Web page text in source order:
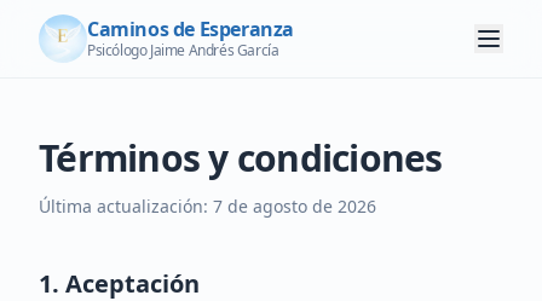
Caminos de Esperanza
Psicólogo Jaime Andrés García
Términos y condiciones
Última actualización: 7 de agosto de 2026
1. Aceptación